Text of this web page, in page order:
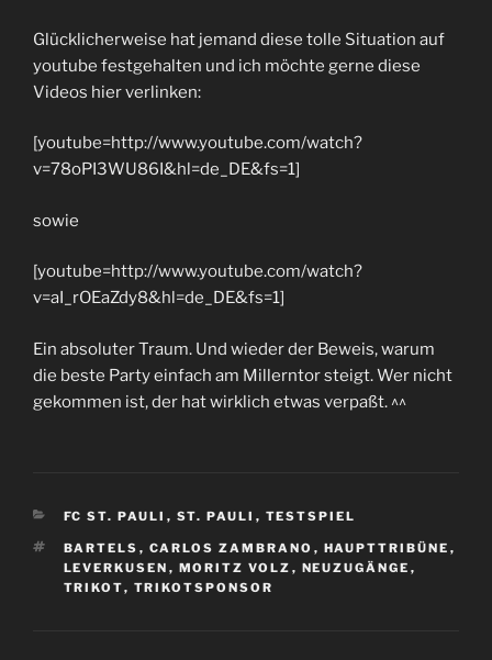
Glücklicherweise hat jemand diese tolle Situation auf
youtube festgehalten und ich möchte gerne diese
Videos hier verlinken:
[youtube=http://www.youtube.com/watch?
v=78oPI3WU86I&hl=de_DE&fs=1]
sowie
[youtube=http://www.youtube.com/watch?
v=aI_rOEaZdy8&hl=de_DE&fs=1]
Ein absoluter Traum. Und wieder der Beweis, warum
die beste Party einfach am Millerntor steigt. Wer nicht
gekommen ist, der hat wirklich etwas verpaßt. ^^
KATEGORIEN
FC ST. PAULI , ST. PAULI , TESTSPIEL
SCHLAGWÖRTER
BARTELS , CARLOS ZAMBRANO , HAUPTTRIBÜNE ,
LEVERKUSEN , MORITZ VOLZ , NEUZUGÄNGE ,
TRIKOT, TRIKOTSPONSOR